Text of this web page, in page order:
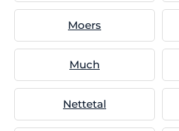
Moers
Much
Nettetal